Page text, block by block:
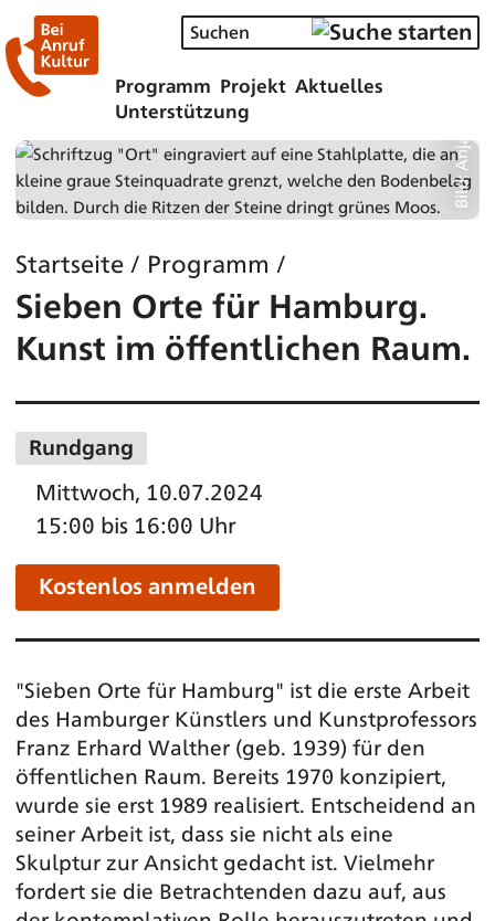
Programm Projekt Aktuelles
Unterstützung
Bild: Anja Ellenberger
Startseite / Programm /
Sieben Orte für Hamburg.
Kunst im öffentlichen Raum.
Rundgang
Mittwoch, 10.07.2024
15:00 bis 16:00 Uhr
Kostenlos anmelden
"Sieben Orte für Hamburg" ist die erste Arbeit
des Hamburger Künstlers und Kunstprofessors
Franz Erhard Walther (geb. 1939) für den
öffentlichen Raum. Bereits 1970 konzipiert,
wurde sie erst 1989 realisiert. Entscheidend an
seiner Arbeit ist, dass sie nicht als eine
Skulptur zur Ansicht gedacht ist. Vielmehr
fordert sie die Betrachtenden dazu auf, aus